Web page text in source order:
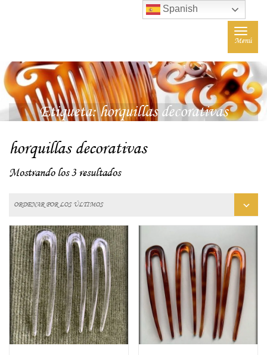
Toggle
Menú
Etiqueta:horquillas decorativas
horquillas decorativas
Mostrando los 3 resultados
Spanish